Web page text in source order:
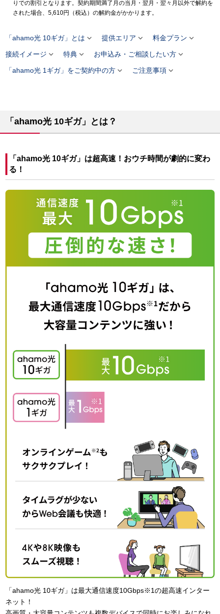
りでの割引となります。契約期間満了月の当月・翌月・翌々月以外で解約を
された場合、5,610円（税込）の解約金がかかります。
「ahamo光 10ギガ」とは  提供エリア  料金プラン 
接続イメージ  特典 お申込み・ご相談したい方
「ahamo光 1ギガ」をご契約中の方 ご注意事項
「ahamo光 10ギガ」とは？
「ahamo光 10ギガ」は超高速！おウチ時間が劇的に変わ
る！
「ahamo光 10ギガ」は最大通信速度10Gbps※1の超高速インター
ネット！